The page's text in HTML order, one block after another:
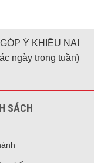
Ý KHIẾU NẠI
ngày trong tuần)
SÁCH